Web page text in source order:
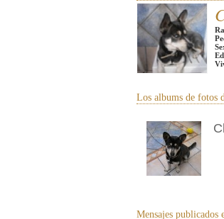
Los albums de fotos
Mensajes publicados